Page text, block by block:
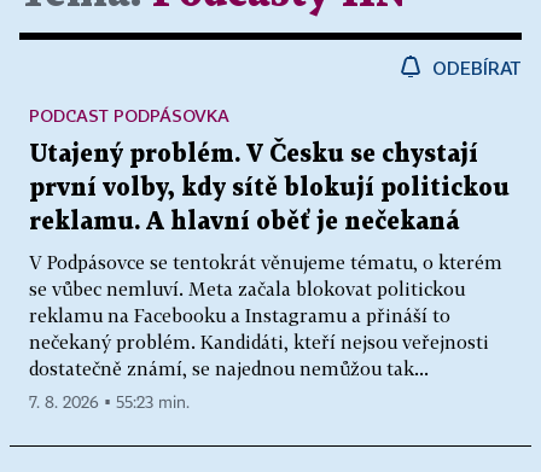
ODEBÍRAT
Utajený problém. V Česku se chystají
první volby, kdy sítě blokují politickou
reklamu. A hlavní oběť je nečekaná
V Podpásovce se tentokrát věnujeme tématu, o kterém
se vůbec nemluví. Meta začala blokovat politickou
reklamu na Facebooku a Instagramu a přináší to
nečekaný problém. Kandidáti, kteří nejsou veřejnosti
dostatečně známí, se najednou nemůžou tak...
PODCAST PODPÁSOVKA
7. 8. 2026 ▪ 55:23 min.